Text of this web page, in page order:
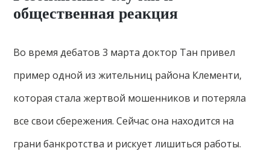
общественная реакция
Во время дебатов 3 марта доктор Тан привел
пример одной из жительниц района Клементи,
которая стала жертвой мошенников и потеряла
все свои сбережения. Сейчас она находится на
грани банкротства и рискует лишиться работы.